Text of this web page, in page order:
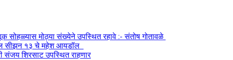
सोहळ्यास मोठ्या संख्येने उपस्थित रहावे :- संतोष गोतावळे
सीझन १३ चे महेश आयडॉल
संजय शिरसाट उपस्थित राहणार